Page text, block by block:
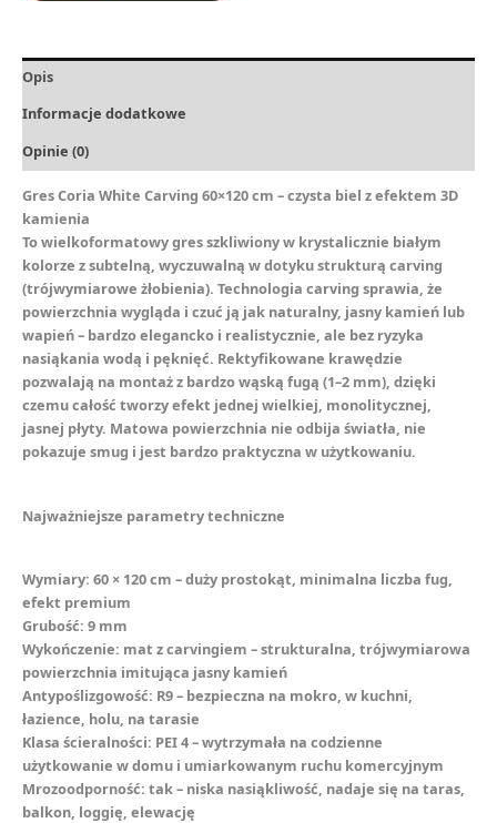
Opis
Informacje dodatkowe
Opinie (0)
Gres Coria White Carving 60×120 cm – czysta biel z efektem 3D
kamienia
To wielkoformatowy gres szkliwiony w krystalicznie białym
kolorze z subtelną, wyczuwalną w dotyku strukturą carving
(trójwymiarowe żłobienia). Technologia carving sprawia, że
powierzchnia wygląda i czuć ją jak naturalny, jasny kamień lub
wapień – bardzo elegancko i realistycznie, ale bez ryzyka
nasiąkania wodą i pęknięć. Rektyfikowane krawędzie
pozwalają na montaż z bardzo wąską fugą (1–2 mm), dzięki
czemu całość tworzy efekt jednej wielkiej, monolitycznej,
jasnej płyty. Matowa powierzchnia nie odbija światła, nie
pokazuje smug i jest bardzo praktyczna w użytkowaniu.
Najważniejsze parametry techniczne
Wymiary: 60 × 120 cm – duży prostokąt, minimalna liczba fug,
efekt premium
Grubość: 9 mm
Wykończenie: mat z carvingiem – strukturalna, trójwymiarowa
powierzchnia imitująca jasny kamień
Antypoślizgowość: R9 – bezpieczna na mokro, w kuchni,
łazience, holu, na tarasie
Klasa ścieralności: PEI 4 – wytrzymała na codzienne
użytkowanie w domu i umiarkowanym ruchu komercyjnym
Mrozoodporność: tak – niska nasiąkliwość, nadaje się na taras,
balkon, loggię, elewację